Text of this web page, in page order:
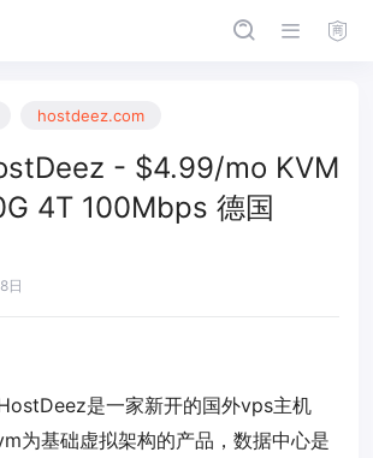
hostdeez.com
- $4.99/mo KVM
4T 100Mbps 德国
日
是一家新开的国外vps主机
为基础虚拟架构的产品，数据中心是